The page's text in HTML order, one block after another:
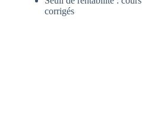
corrigés